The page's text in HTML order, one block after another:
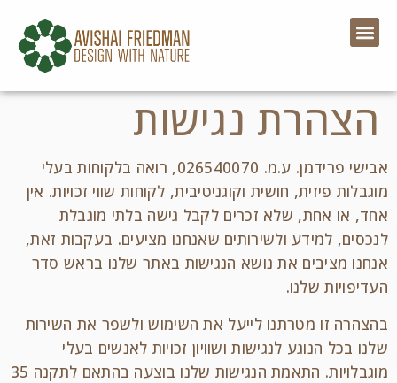
הצהרת נגישות
אבישי פרידמן. ע.מ. 026540070, רואה בלקוחות בעלי
מוגבלות פיזית, חושית וקוגניטיבית, לקוחות שווי זכויות. אין
אחד, או אחת, שלא זכרים לקבל גישה בלתי מוגבלת
לנכסים, למידע ולשירותים שאנחנו מציעים. בעקבות זאת,
אנחנו מציבים את נושא הנגישות באתר שלנו בראש סדר
העדיפויות שלנו.
בהצהרה זו מטרתנו לייעל את השימוש ולשפר את השירות
שלנו בכל הנוגע לנגישות ושוויון זכויות לאנשים בעלי
מוגבלויות. התאמת הנגישות שלנו בוצעה בהתאם לתקנה 35